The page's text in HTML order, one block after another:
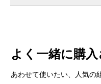
よく一緒に購
あわせて使いたい、人気の